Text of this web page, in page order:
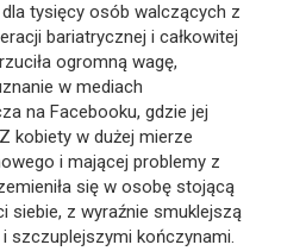
tysięcy osób walczących z
bariatrycznej i całkowitej
ogromną wagę,
w mediach
na Facebooku, gdzie jej
kobiety w dużej mierze
i mającej problemy z
się w osobę stojącą
siebie, z wyraźnie smuklejszą
szczuplejszymi kończynami.